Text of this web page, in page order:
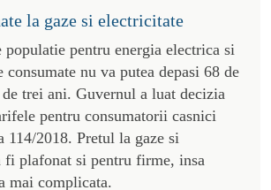
la gaze si electricitate
pentru energia electrica si
consumate nu va putea depasi 68 de
trei ani. Guvernul a luat decizia
pentru consumatorii casnici
114/2018. Pretul la gaze si
fi plafonat si pentru firme, insa
mai complicata.